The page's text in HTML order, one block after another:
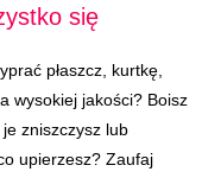
się
płaszcz, kurtkę,
wysokiej jakości? Boisz
zniszczysz lub
upierzesz? Zaufaj